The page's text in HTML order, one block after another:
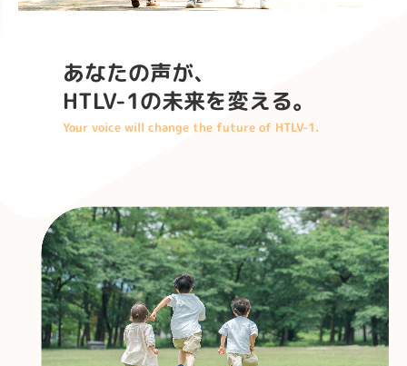
あなたの声が、
HTLV-1の未来を変える。
Your voice will change the future of HTLV-1.